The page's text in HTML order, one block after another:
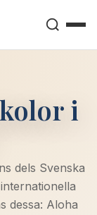
i
dels Svenska
dessa: Aloha